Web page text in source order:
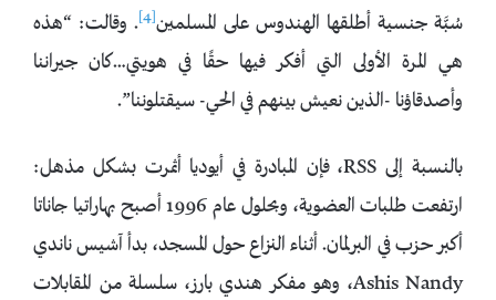
سُبَّة جنسية أطلقها الهندوس على المسلمين[4]
. وقالت: “هذه
هي المرة الأولى التي أفكر فيها حقًا في هويتي…كان جيراننا
وأصدقاؤنا -الذين نعيش بينهم في الحي- سيقتلوننا”.
بالنسبة إلى RSS، فإن المبادرة في أيوديا أثمرت بشكل مذهل:
ارتفعت طلبات العضوية، وبحلول عام 1996 أصبح بهاراتيا جاناتا
أكبر حزب في البرلمان. أثناء النزاع حول المسجد، بدأ آشيس ناندي
Ashis Nandy، وهو مفكر هندي بارز، سلسلة من المقابلات